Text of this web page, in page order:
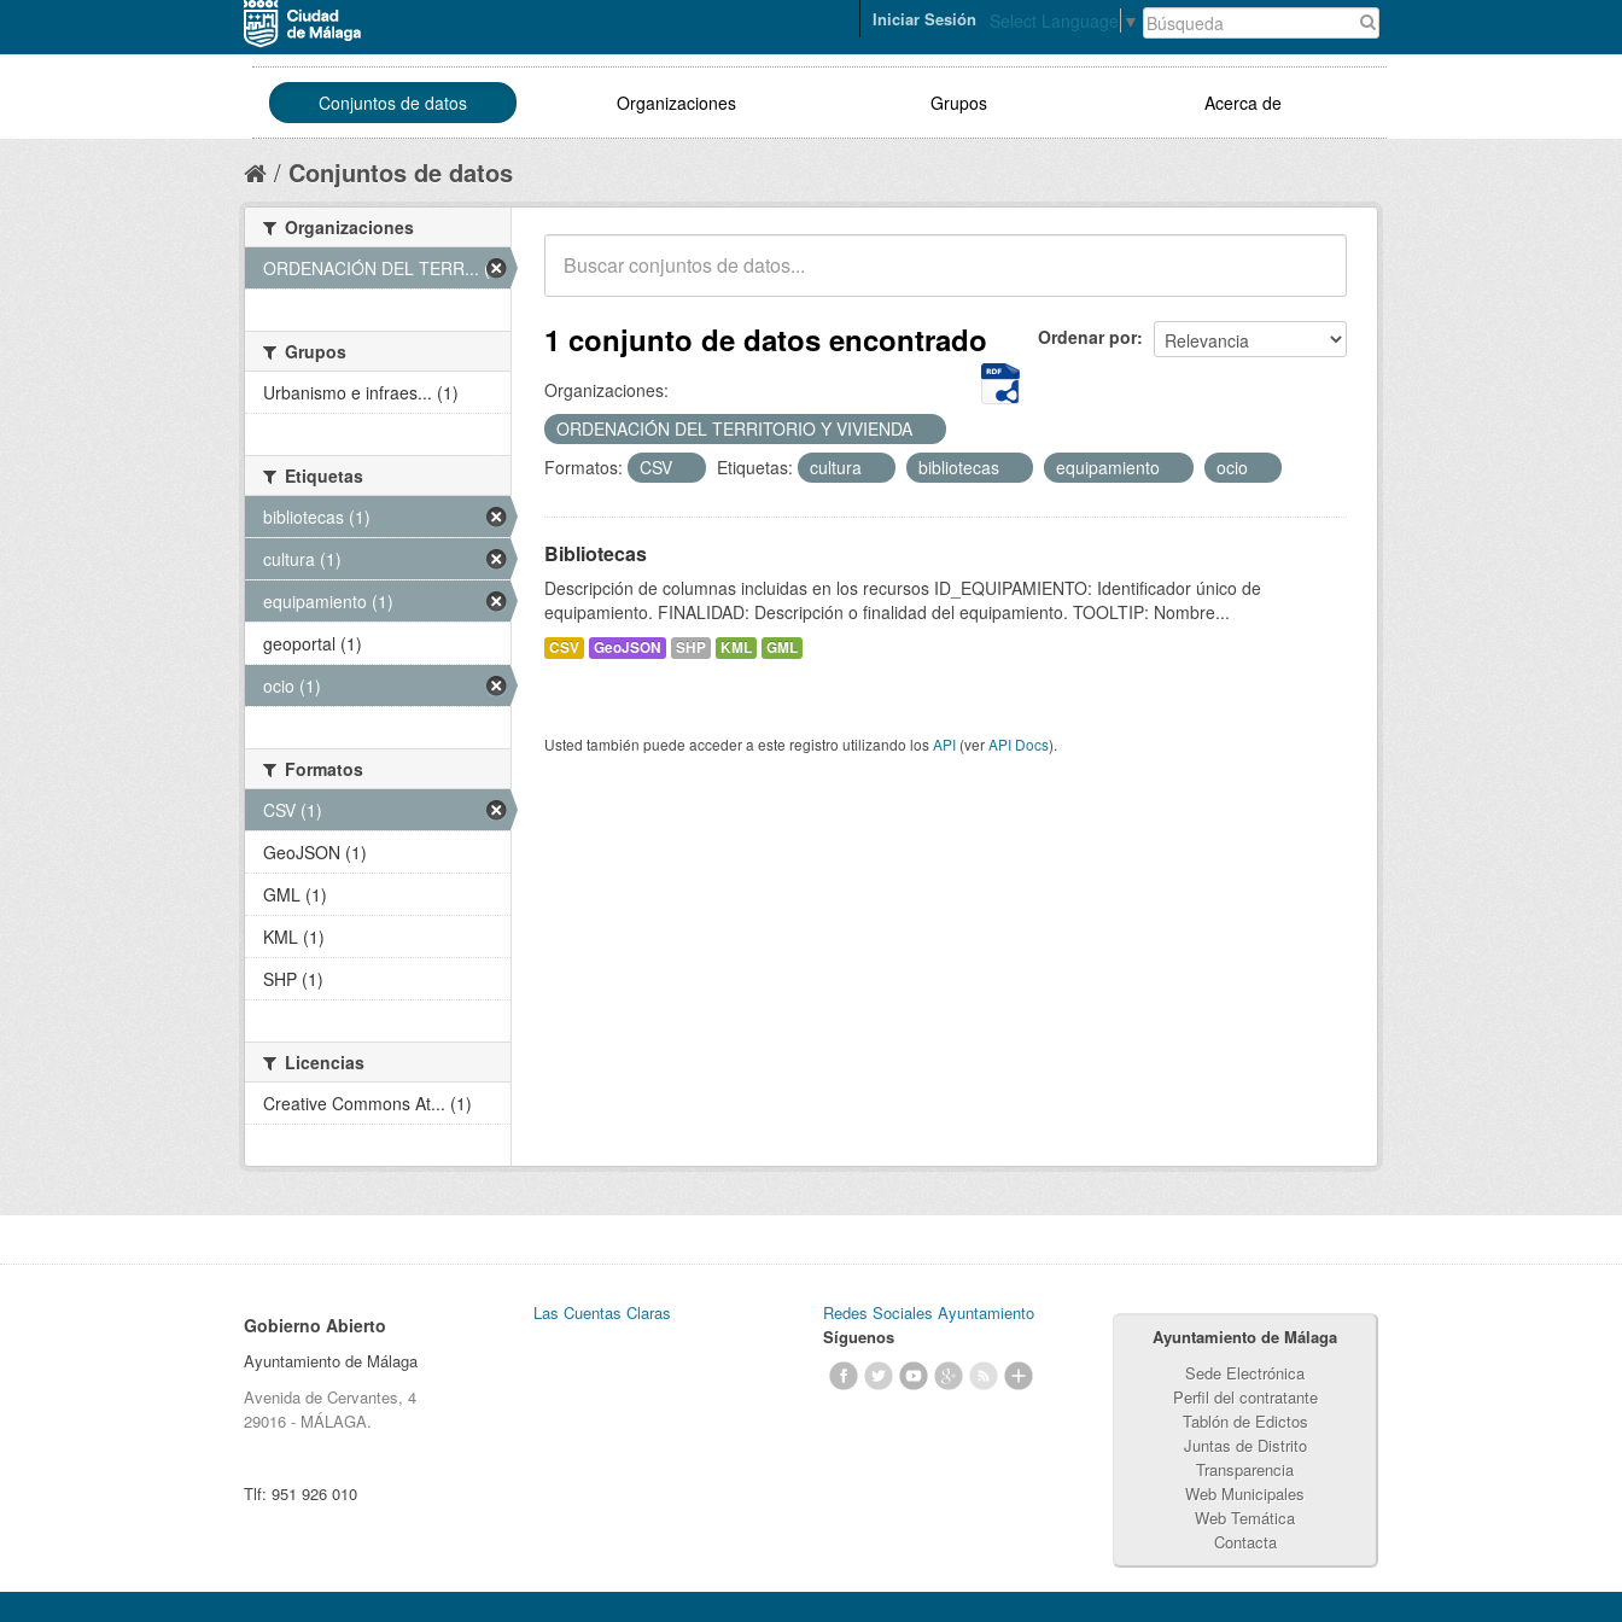
Select Language ▼
Iniciar Sesión
Conjuntos de datos Organizaciones Grupos Acerca de
Conjuntos de datos
Ordenar por
1 conjunto de datos encontrado
Organizaciones:
ORDENACIÓN DEL TERRITORIO Y VIVIENDA
Formatos:
CSV Etiquetas: cultura bibliotecas equipamiento ocio
Bibliotecas
Descripción de columnas incluidas en los recursos ID_EQUIPAMIENTO: Identificador único de
equipamiento. FINALIDAD: Descripción o finalidad del equipamiento. TOOLTIP: Nombre...
CSV GeoJSON SHP KML GML
Usted también puede acceder a este registro utilizando losAPI (verAPI Docs).
Organizaciones
ORDENACIÓN DEL TERR... (1)
Grupos
Urbanismo e infraes... (1)
Etiquetas
bibliotecas (1)
cultura (1)
equipamiento (1)
geoportal (1)
ocio (1)
Formatos
CSV (1)
GeoJSON (1)
GML (1)
KML (1)
SHP (1)
Licencias
Creative Commons At... (1)
Gobierno Abierto
Ayuntamiento de Málaga
Avenida de Cervantes, 4
29016 - MÁLAGA.
Tlf: 951 926 010
Las Cuentas Claras
Redes Sociales Ayuntamiento
Síguenos
Ayuntamiento de Málaga
Sede Electrónica
Perfil del contratante
Tablón de Edictos
Juntas de Distrito
Transparencia
Web Municipales
Web Temática
Contacta